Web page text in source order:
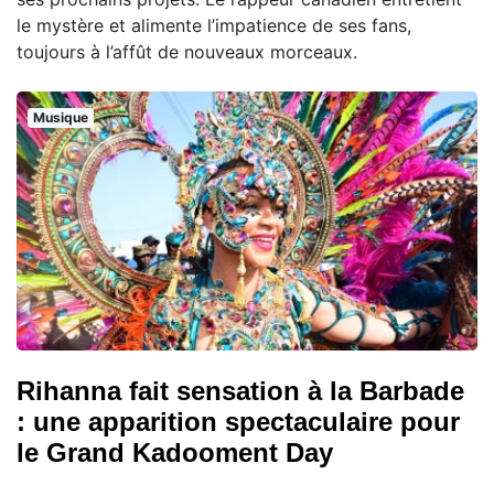
le mystère et alimente l’impatience de ses fans,
toujours à l’affût de nouveaux morceaux.
Musique
Rihanna fait sensation à la Barbade
: une apparition spectaculaire pour
le Grand Kadooment Day